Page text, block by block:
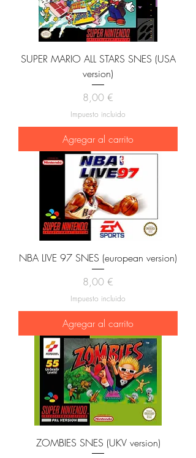
SUPER MARIO ALL STARS SNES (USA
version)
Precio
8,00 €
Impuesto incluido
Agregar al carrito
NBA LIVE 97 SNES (european version)
Precio
8,00 €
Impuesto incluido
Agregar al carrito
ZOMBIES SNES (UKV version)